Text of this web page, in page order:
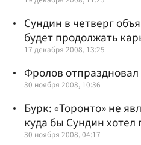
Сундин в четверг
будет продолжать
17 декабря 2008, 13:25
Фролов
30 ноября 2008, 10:36
Бурк: «Торонто» не
куда бы Сундин хотел
30 ноября 2008, 04:17